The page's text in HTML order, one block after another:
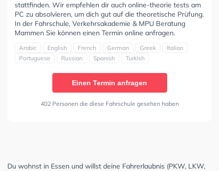
stattfinden. Wir empfehlen dir auch online-theorie tests am
PC zu absolvieren, um dich gut auf die theoretische Prüfung.
In der Fahrschule, Verkehrsakademie & MPU Beratung
Mammen Sie können einen Termin online anfragen.
Arabic English French German Greek
Italian
Portuguese
Russian Spanish Turkish
Einen Termin anfragen
402 Personen die diese Fahrschule gesehen haben
Du wohnst in Essen und willst deine Fahrerlaubnis (PKW, LKW,